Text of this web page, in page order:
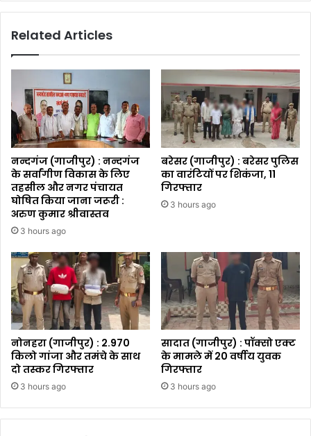
Related Articles
नन्दगंज (गाजीपुर) : नन्दगंज
के सर्वांगीण विकास के लिए
तहसील और नगर पंचायत
घोषित किया जाना जरूरी :
अरुण कुमार श्रीवास्तव
3 hours ago
बरेसर (गाजीपुर) : बरेसर पुलिस
का वारंटियों पर शिकंजा, 11
गिरफ्तार
3 hours ago
नोनहरा (गाजीपुर) : 2.970
किलो गांजा और तमंचे के साथ
दो तस्कर गिरफ्तार
3 hours ago
सादात (गाजीपुर) : पॉक्सो एक्ट
के मामले में 20 वर्षीय युवक
गिरफ्तार
3 hours ago